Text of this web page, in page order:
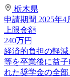
栃木県
申請期間 2025年4
上限金額
240万円
経済的負担の軽
等を卒業後に益
れた奨学金の全